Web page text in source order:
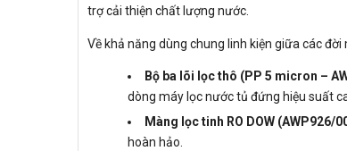
trợ cải thiện chất lượng nước.
Về khả năng dùng chung linh kiện giữa các
Bộ ba lõi lọc thô (PP 5 micron –
dòng máy lọc nước tủ đứng hiệu suất
Màng lọc tinh RO DOW (AWP926/
hoàn hảo.